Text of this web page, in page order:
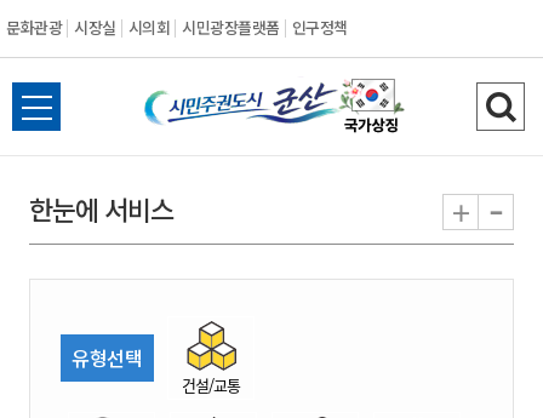
문화관광 시장실 시의회 시민광장플랫폼 인구정책
시
민
권
시
전
체
뉴
열
검
색
기
한눈에 서비스 + -
유형선택
건설/교통